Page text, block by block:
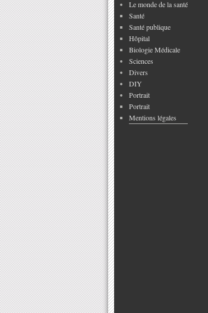
Le monde de la santé
Santé
Santé publique
Hôpital
Biologie Médicale
Sciences
Divers
DIY
Portrait
Portrait
Mentions légales